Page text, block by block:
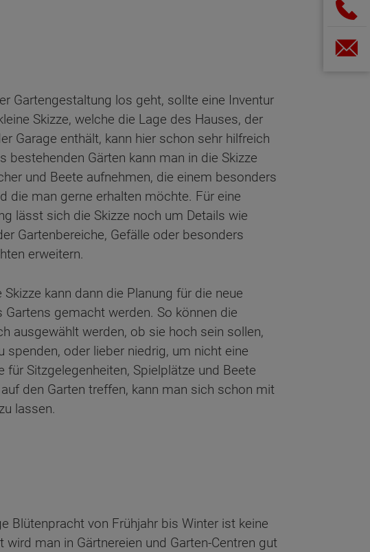
Gartengestaltung los geht, sollte eine Inventur
Skizze, welche die Lage des Hauses, der
Garage enthält, kann hier schon sehr hilfreich
bestehenden Gärten kann man in die Skizze
und Beete aufnehmen, die einem besonders
die man gerne erhalten möchte. Für eine
lässt sich die Skizze noch um Details wie
Gartenbereiche, Gefälle oder besonders
erweitern.
kann dann die Planung für die neue
Gartens gemacht werden. So können die
ausgewählt werden, ob sie hoch sein sollen,
spenden, oder lieber niedrig, um nicht eine
Sitzgelegenheiten, Spielplätze und Beete
den Garten treffen, kann man sich schon mit
lassen.
Blütenpracht von Frühjahr bis Winter ist keine
wird man in Gärtnereien und Garten-Centren gut